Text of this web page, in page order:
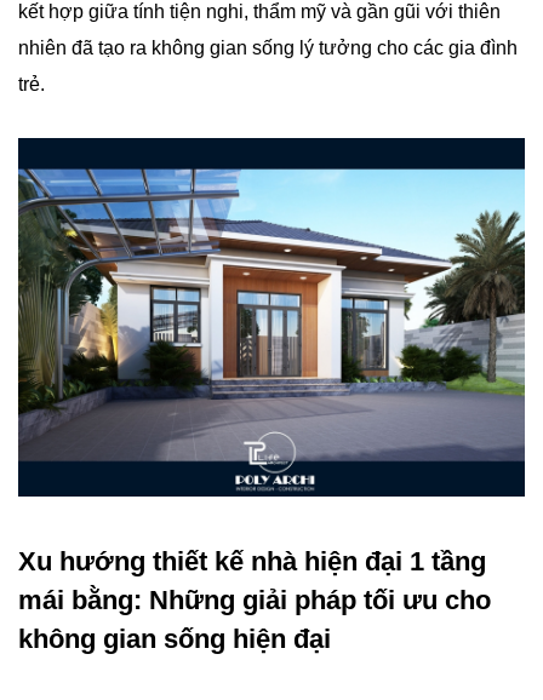
kết hợp giữa tính tiện nghi, thẩm mỹ và gần gũi với thiên
nhiên đã tạo ra không gian sống lý tưởng cho các gia đình
trẻ.
Xu hướng thiết kế nhà hiện đại 1 tầng
mái bằng: Những giải pháp tối ưu cho
không gian sống hiện đại